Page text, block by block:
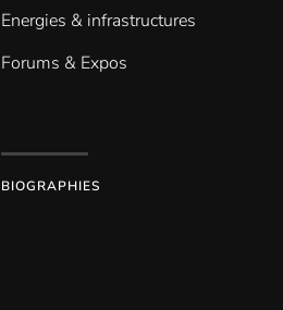
Energies & infrastructures
Forums & Expos
BIOGRAPHIES